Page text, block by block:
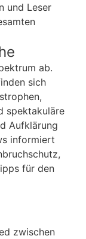
und Leser
ab.
sich
spektakuläre
Aufklärung
informiert
für den
zwischen